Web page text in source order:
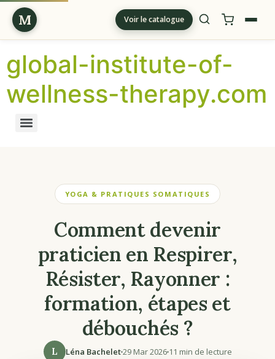
M Voir le catalogue
global-institute-of-
wellness-therapy.com
YOGA & PRATIQUES SOMATIQUES
Comment devenir
praticien en Respirer,
Résister, Rayonner :
formation, étapes et
débouchés ?
L Léna Bachelet29 Mar 202611 min de lecture